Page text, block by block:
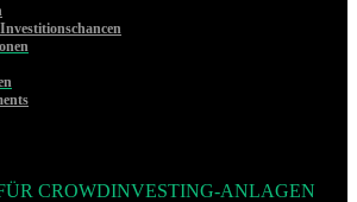
CROWDINVESTING-ANLAGEN